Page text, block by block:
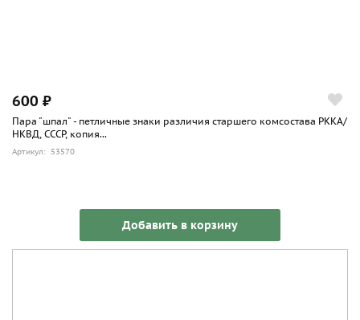
600 ₽
Пара "шпал" - петличные знаки различия старшего комсостава РККА/
НКВД, СССР, копия...
Артикул: 53570
Добавить в корзину